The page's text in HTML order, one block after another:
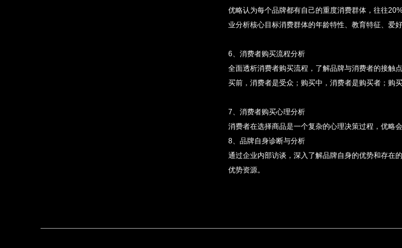
优略认为每个品牌都有自己的重度消费群体，往往
业分析核心目标消费群体的年龄特性、教育特征、爱
6、消费者购买流程分析
全面透析消费者购买流程，了解品牌与消费者的接触
买前，消费者是受众；购买中，消费者是购买者；购
7、消费者购买心理分析
消费者在选择商品是一个复杂的心理决策过程，优略
8、品牌自身诊断与分析
通过企业内部访谈，深入了解品牌自身的优势和存在
优势资源。